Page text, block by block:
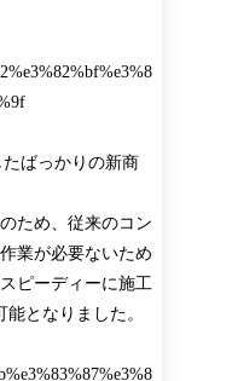
ばっかりの新商
ため、従来のコン
業が必要ないため
ピーディーに施工
となりました。